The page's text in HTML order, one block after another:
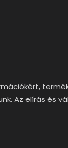
Az elírás és